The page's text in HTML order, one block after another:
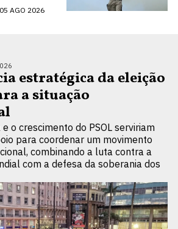
05 AGO 2026
estratégica da eleição
a situação
o crescimento do PSOL serviriam
para coordenar um movimento
combinando a luta contra a
com a defesa da soberania dos